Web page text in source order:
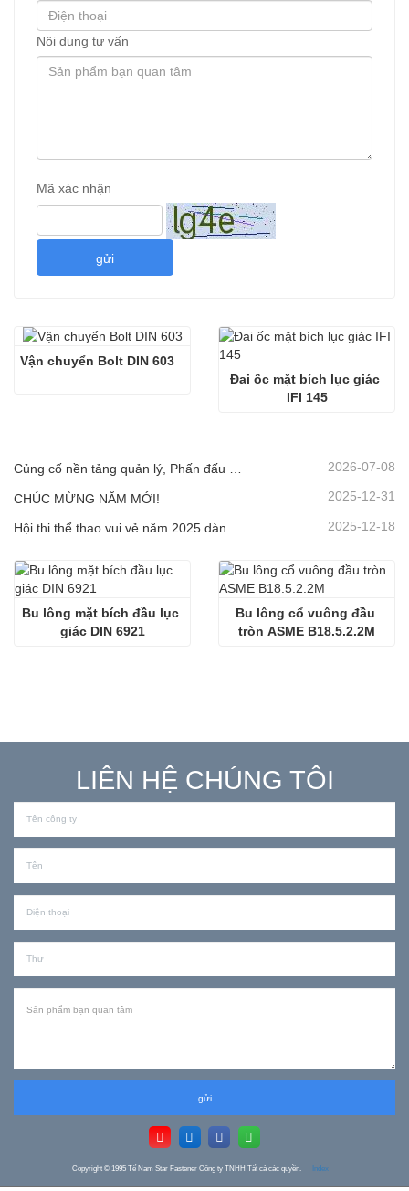
Nội dung tư vấn
Mã xác nhận
gửi
Vận chuyển Bolt DIN 603
Đai ốc mặt bích lục giác
IFI 145
Củng cố nền tảng quản lý, Phấn đấu vì sự tiến bộ dựa trên chất lượng | Công ty tổ chức Cuộc họp kết thúc cho Hệ thống Quản lý Bốn Lớn năm 2026 2026-07-08
CHÚC MỪNG NĂM MỚI! 2025-12-31
2025-12-18
Bu lông mặt bích đầu lục
giác DIN 6921
Bu lông cổ vuông đầu
tròn ASME B18.5.2.2M
LIÊN HỆ CHÚNG TÔI
gửi
Copyright © 1995 Tế Nam Star Fastener Công ty TNHH Tất cả các quyền. Index